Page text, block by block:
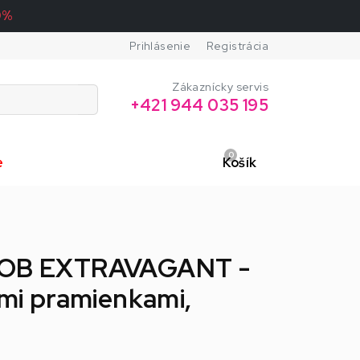
Prihlásenie Registrácia
Zákaznícky servis
+421 944 035 195
0
Košík
EXTRAVAGANT -
pramienkami,